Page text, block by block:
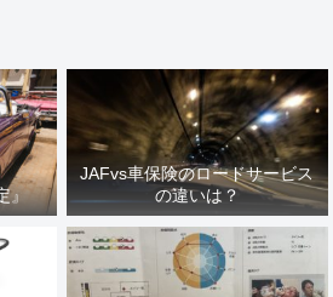
』
JAFvs車保険のロードサービス
の違いは？